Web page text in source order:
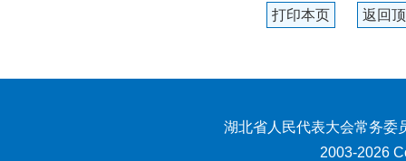
打印本页 返回
湖北省人民代表大会常务委
2003-2026